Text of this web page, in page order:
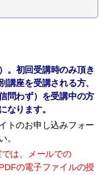
。初回受講時のみ頂き
講座を受講される方、
問わず）を受講中の方
なります。
トのお申し込みフォー
。
は、メールでの
の電子ファイルの授